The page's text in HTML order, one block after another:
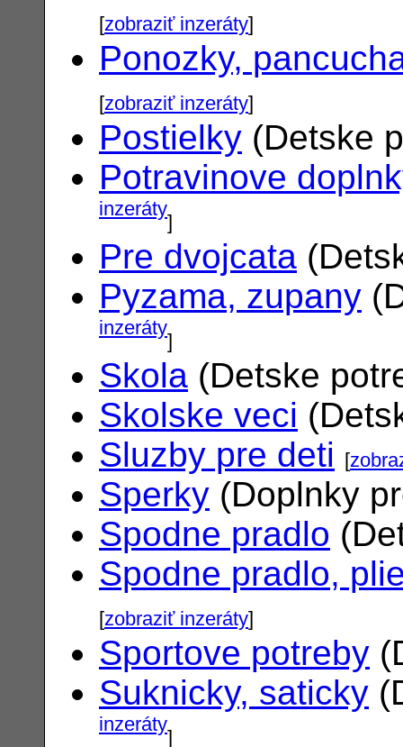
[zobraziť inzeráty]
Ponozky,
[zobraziť inzeráty]
Postielky (Detske
Potravinove
inzeráty]
Pre dvojcata
Pyzama, zupany
inzeráty]
Skola (Detske
Skolske veci
Sluzby pre deti [
Sperky (Doplnky
Spodne pradlo
Spodne pradlo,
[zobraziť inzeráty]
Sportove potreby
Suknicky, saticky
inzeráty]